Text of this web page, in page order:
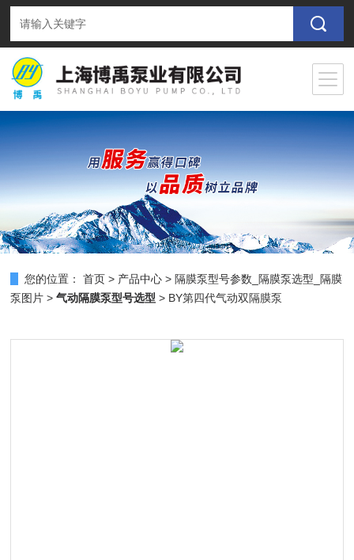
您的位置： 首页 > 产品中心 > 隔膜泵型号参数_隔膜泵选型_隔膜
泵图片 >气动隔膜泵型号选型 > BY第四代气动双隔膜泵